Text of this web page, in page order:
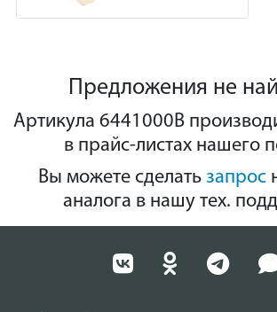
Предложения не
Артикула 6441000B
в прайс-листах нашего
Вы можете сделать запрос
аналога в нашу тех.